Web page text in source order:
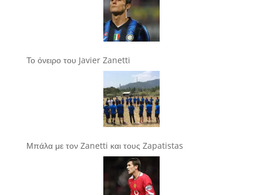
Το όνειρο του Javier Zanetti
Μπάλα με τον Zanetti και τους Zapatistas